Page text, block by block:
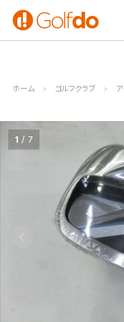
ゴルフ
クラブ
ゴルフ
ホーム ゴルフクラブ
1 7